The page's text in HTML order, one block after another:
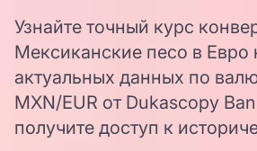
Узнайте точный курс
Мексиканские песо в Евро
актуальных данных по
MXN/EUR от Dukascopy
получите доступ к